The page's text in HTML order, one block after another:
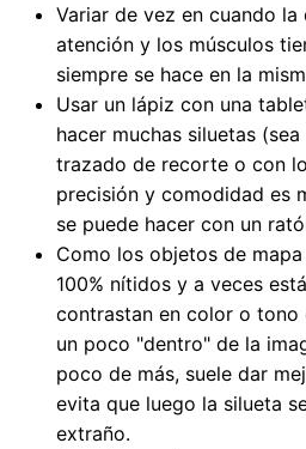
Variar de vez en cuando
atención y los músculos
siempre se hace en la
Usar un lápiz con una
hacer muchas siluetas
trazado de recorte o con
precisión y comodidad es
se puede hacer con un
Como los objetos de
100% nítidos y a veces
contrastan en color o tono
un poco "dentro" de la
poco de más, suele dar
evita que luego la silueta
extraño.